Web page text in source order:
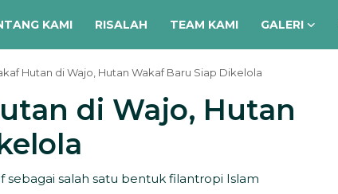
KAMI RISALAH TEAM KAMI GALERI
Hutan di Wajo, Hutan Wakaf Baru Siap Dikelola
di Wajo, Hutan
salah satu bentuk filantropi Islam